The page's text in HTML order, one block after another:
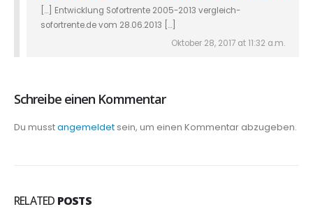
[…] Entwicklung Sofortrente 2005-2013 vergleich-
sofortrente.de vom 28.06.2013 […]
Oktober 28, 2017 at 11:32 a.m.
Schreibe einen Kommentar
Du musstangemeldet sein, um einen Kommentar abzugeben.
RELATED POSTS